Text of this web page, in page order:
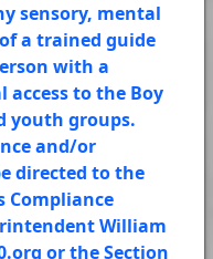
sensory, mental
a trained guide
with a
to the Boy
youth groups.
and/or
directed to the
Compliance
William
or the Section